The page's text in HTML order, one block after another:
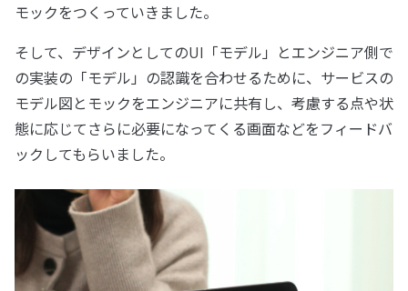
モックをつくっていきました。
そして、デザインとしてのUI「モデル」とエンジニア側で
の実装の「モデル」の認識を合わせるために、サービスの
モデル図とモックをエンジニアに共有し、考慮する点や状
態に応じてさらに必要になってくる画面などをフィードバ
ックしてもらいました。